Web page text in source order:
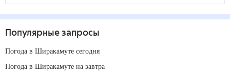
Популярные запросы
Погода в Ширакамуте сегодня
Погода в Ширакамуте на завтра